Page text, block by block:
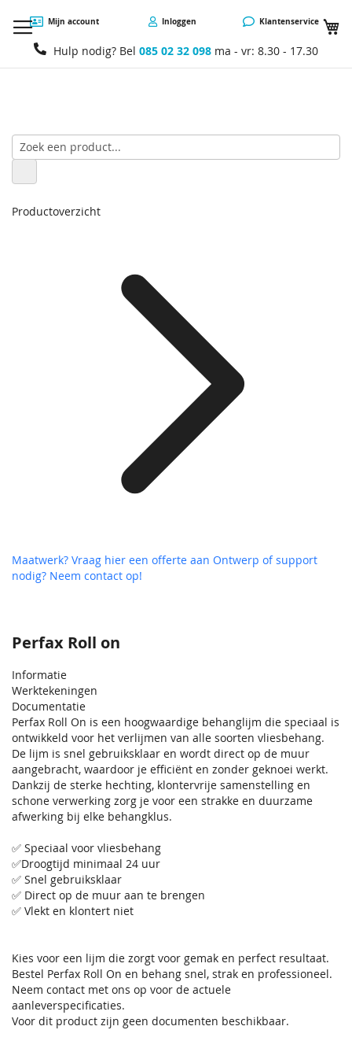
Mijn account Inloggen Klantenservice
Hulp nodig? Bel 085 02 32 098 ma - vr: 8.30 - 17.30
Perfax Roll on
Informatie
Werktekeningen
Documentatie
Perfax Roll On is een hoogwaardige behanglijm die speciaal is
ontwikkeld voor het verlijmen van alle soorten vliesbehang.
De lijm is snel gebruiksklaar en wordt direct op de muur
aangebracht, waardoor je efficiënt en zonder geknoei werkt.
Dankzij de sterke hechting, klontervrije samenstelling en
schone verwerking zorg je voor een strakke en duurzame
afwerking bij elke behangklus.
✅ Speciaal voor vliesbehang
✅Droogtijd minimaal 24 uur
✅ Snel gebruiksklaar
✅ Direct op de muur aan te brengen
✅ Vlekt en klontert niet
Kies voor een lijm die zorgt voor gemak en perfect resultaat.
Bestel Perfax Roll On en behang snel, strak en professioneel.
Neem contact met ons op voor de actuele
aanleverspecificaties.
Voor dit product zijn geen documenten beschikbaar.
Productoverzicht
Maatwerk? Vraag hier een offerte aan Ontwerp of support
nodig? Neem contact op!